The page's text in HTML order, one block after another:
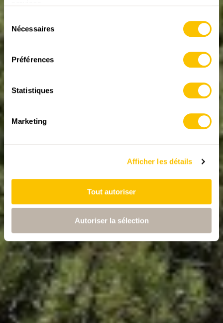
Nécessaires
Préférences
Statistiques
Marketing
Afficher les détails
Tout autoriser
Autoriser la sélection
Epicéas, mélèzes, aroles, pins de montagne et pins
couchés: entre les portails du tunnel à Preda et à
forêt et la limite forestière. Petite initiation à la
botanique sylvestre en compagnie d’un garde
29.05.2026 • Texte: Rémy Kappeler, Photos: natur-